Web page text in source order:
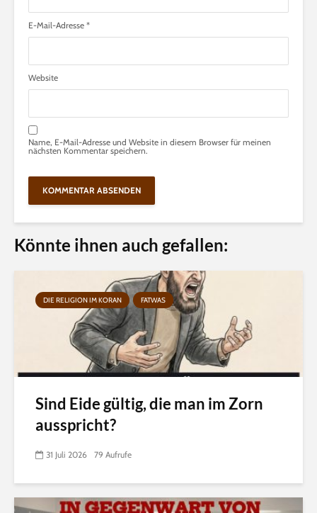
E-Mail-Adresse *
Website
Name, E-Mail-Adresse und Website in diesem Browser für meinen
nächsten Kommentar speichern.
Könnte ihnen auch gefallen:
DIE RELIGION IM KORAN FATWAS
Sind Eide gültig, die man im Zorn
ausspricht?
31 Juli 2026 79 Aufrufe